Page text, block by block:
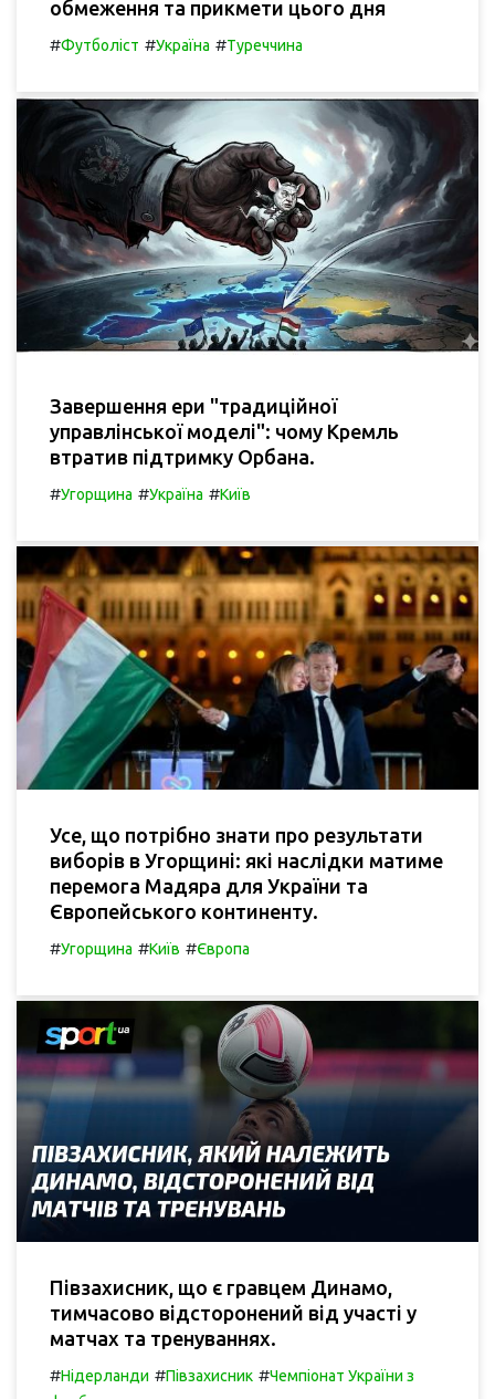
обмеження та прикмети цього дня
#Футболіст #Україна #Туреччина
Завершення ери "традиційної
управлінської моделі": чому Кремль
втратив підтримку Орбана.
#Угорщина #Україна #Київ
Усе, що потрібно знати про результати
виборів в Угорщині: які наслідки матиме
перемога Мадяра для України та
Європейського континенту.
#Угорщина #Київ #Європа
Півзахисник, що є гравцем Динамо,
тимчасово відсторонений від участі у
матчах та тренуваннях.
#Нідерланди #Півзахисник #Чемпіонат України з